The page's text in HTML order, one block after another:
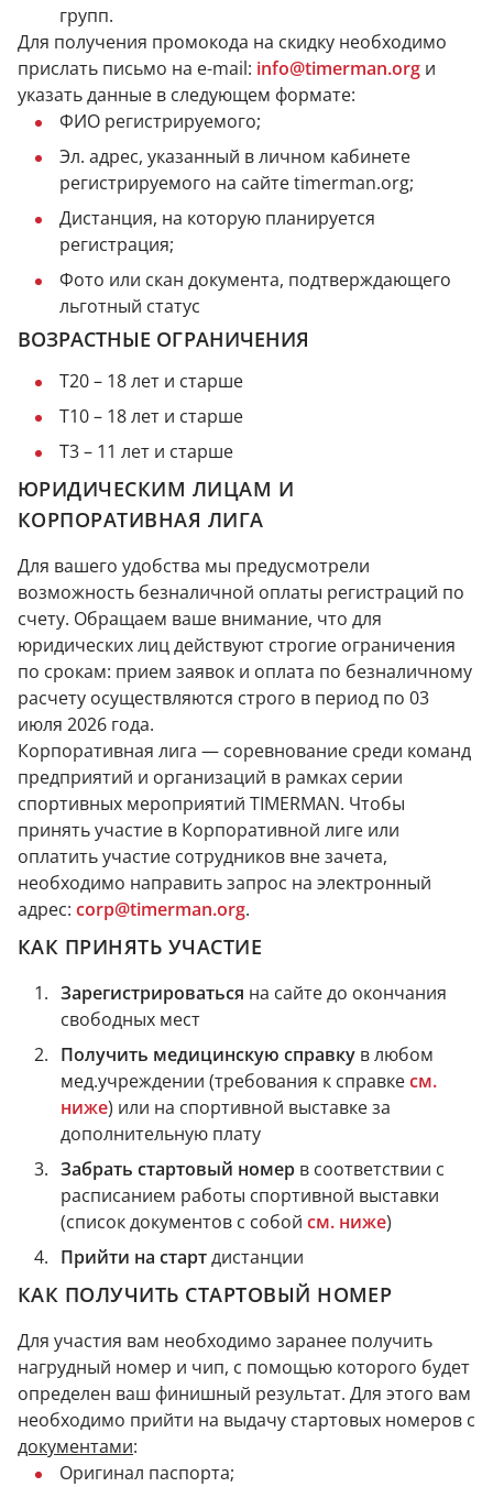
групп.
Для получения промокода на скидку необходимо
прислать письмо на e-mail: info@timerman.org и
указать данные в следующем формате:
ФИО регистрируемого;
Эл. адрес, указанный в личном кабинете
регистрируемого на сайте timerman.org;
Дистанция, на которую планируется
регистрация;
Фото или скан документа, подтверждающего
льготный статус
ВОЗРАСТНЫЕ ОГРАНИЧЕНИЯ
Т20 – 18 лет и старше
Т10 – 18 лет и старше
Т3 – 11 лет и старше
ЮРИДИЧЕСКИМ ЛИЦАМ И
КОРПОРАТИВНАЯ ЛИГА
Для вашего удобства мы предусмотрели
возможность безналичной оплаты регистраций по
счету. Обращаем ваше внимание, что для
юридических лиц действуют строгие ограничения
по срокам: прием заявок и оплата по безналичному
расчету осуществляются строго в период по 03
июля 2026 года.
Корпоративная лига — соревнование среди команд
предприятий и организаций в рамках серии
спортивных мероприятий TIMERMAN. Чтобы
принять участие в Корпоративной лиге или
оплатить участие сотрудников вне зачета,
необходимо направить запрос на электронный
адрес: corp@timerman.org.
КАК ПРИНЯТЬ УЧАСТИЕ
Зарегистрироваться на сайте до окончания
свободных мест
Получить медицинскую справку в любом
мед.учреждении (требования к справкесм.
ниже) или на спортивной выставке за
дополнительную плату
Забрать стартовый номер в соответствии с
расписанием работы спортивной выставки
(список документов с собой см. ниже)
Прийти на стартдистанции
КАК ПОЛУЧИТЬ СТАРТОВЫЙ НОМЕР
Для участия вам необходимо заранее получить
нагрудный номер и чип, с помощью которого будет
определен ваш финишный результат. Для этого вам
необходимо прийти на выдачу стартовых номеров с
документами:
Оригинал паспорта;